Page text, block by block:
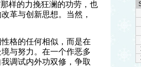
那样的力挽狂澜的功劳，也
革与创新思想。当然，
格的任何相似，而是在
与努力。在一个作恶多
调试内外功双修，争取